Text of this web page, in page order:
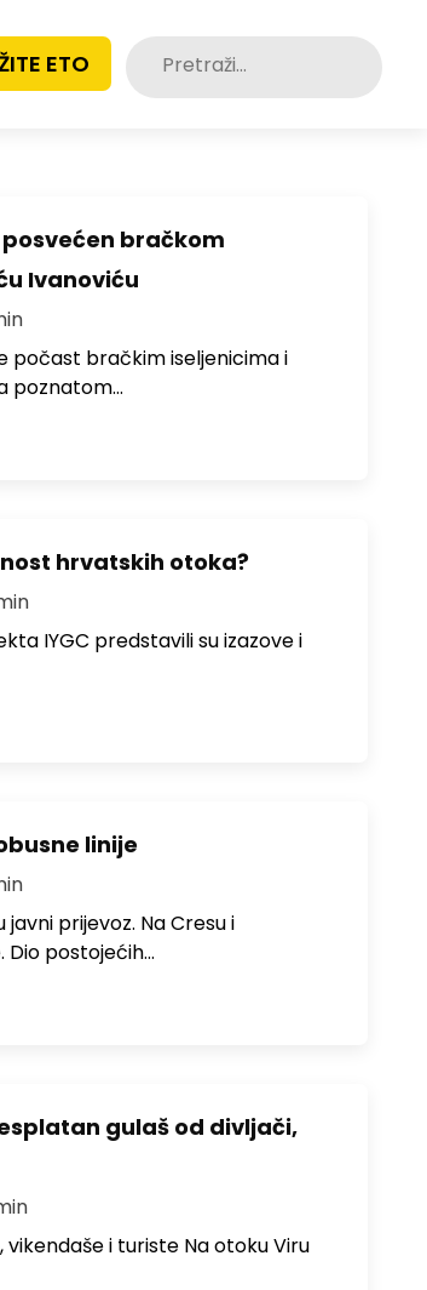
ETO Pretraži:
posvećen bračkom
Ivanoviću
počast bračkim iseljenicima i
poznatom…
hrvatskih otoka?
IYGC predstavili su izazove i
linije
prijevoz. Na Cresu i
Dio postojećih…
gulaš od divljači,
i turiste Na otoku Viru